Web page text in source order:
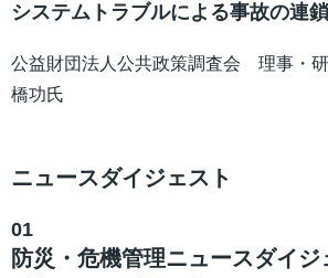
システムトラブルによる事故の連
公益財団法人公共政策調査会 理事・
橋功氏
ニュースダイジェスト
01
防災・危機管理ニュースダイジ